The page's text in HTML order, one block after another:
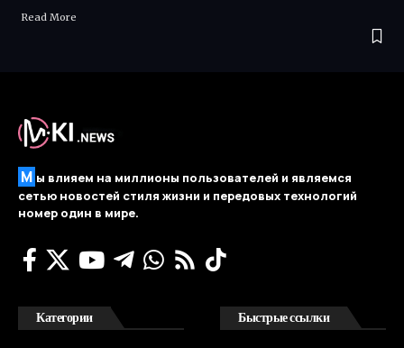
Read More ​
М ы влияем на миллионы пользователей и являемся
сетью новостей стиля жизни и передовых технологий
номер один в мире.
Категории Быстрые ссылки